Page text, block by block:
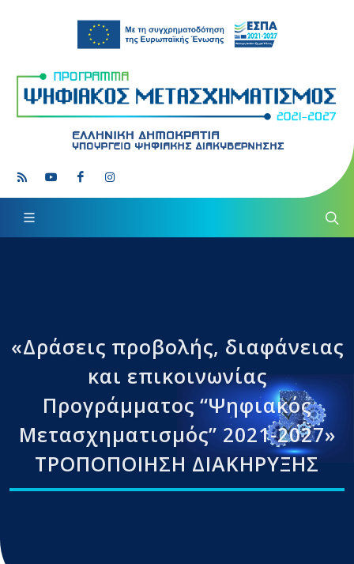
«Δράσεις προβολής, διαφάνειας
και επικοινωνίας
Προγράμματος “Ψηφιακός
Μετασχηματισμός” 2021-2027»
ΤΡΟΠΟΠΟΙΗΣΗ ΔΙΑΚΗΡΥΞΗΣ